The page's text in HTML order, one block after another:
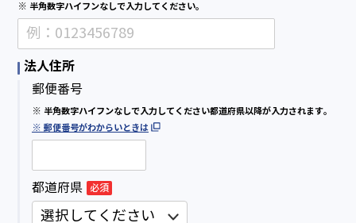
※ 半角数字ハイフンなしで入力してください。
法人住所
郵便番号
※ 半角数字ハイフンなしで入力してください都道府県以降が入力されます。
※ 郵便番号がわからいときは
都道府県 必須